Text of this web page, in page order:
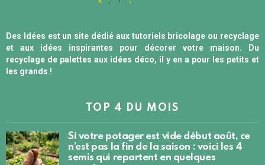
Des Idées est un site dédié aux tutoriels bricolage ou recyclage
et aux idées inspirantes pour décorer votre maison. Du
recyclage de palettes aux idées déco, il y en a pour les petits et
les grands !
TOP 4 DU MOIS
Si votre potager est vide début août, ce
n’est pas la fin de la saison : voici les 4
semis qui repartent en quelques